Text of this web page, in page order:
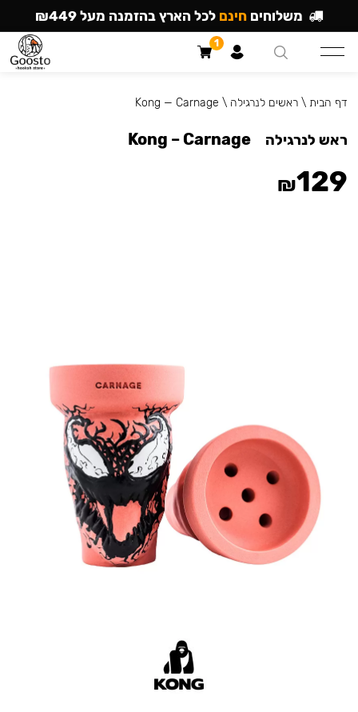
דף הבית \ראשים לנרגילה \
Kong — Carnage
ראש לנרגילה Kong – Carnage
₪129
משלוחים חינם לכל הארץ בהזמנה מעל ₪449
1